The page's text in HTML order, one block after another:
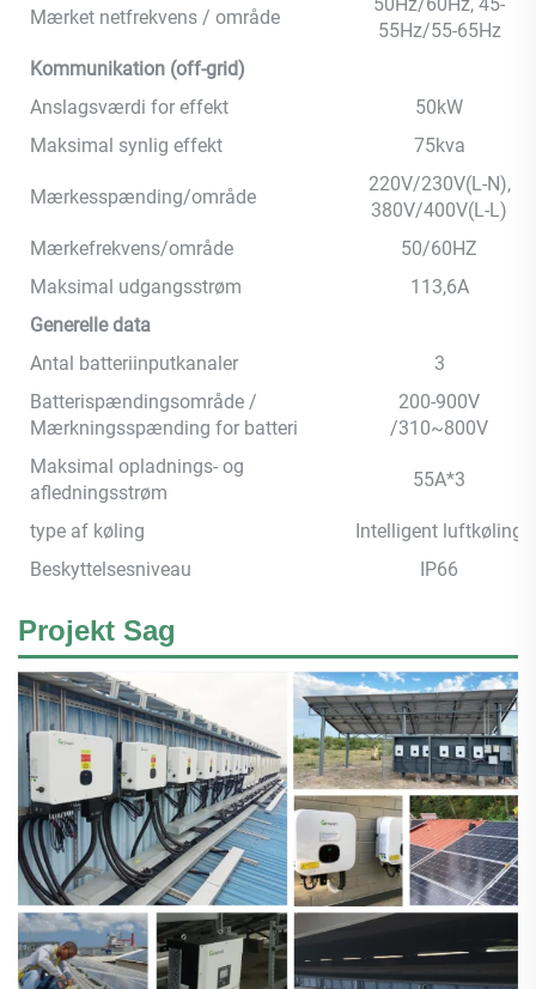
Mærket netfrekvens / område
55Hz/55-65Hz
Kommunikation (off-grid)
Anslagsværdi for effekt
50kW
Maksimal synlig effekt
75kva
Mærkesspænding/område
220V/230V(L-N),
380V/400V(L-L)
Mærkefrekvens/område
50/60HZ
Maksimal udgangsstrøm
113,6A
Generelle data
Antal batteriinputkanaler
3
Batterispændingsområde /
Mærkningsspænding for batteri
200-900V
/310~800V
Maksimal opladnings- og
afledningsstrøm
55A*3
type af køling
Intelligent luftkøling
Beskyttelsesniveau
IP66
Projekt Sag